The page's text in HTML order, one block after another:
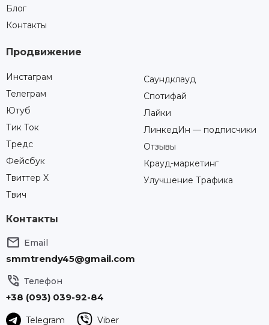
Блог
Контакты
Продвижение
Инстаграм
Телеграм
Ютуб
Тик Ток
Тредс
Фейсбук
Твиттер X
Твич
Саундклауд
Спотифай
Лайки
ЛинкедИн — подписчики
Отзывы
Крауд-маркетинг
Улучшение Трафика
Контакты
 Email
smmtrendy45@gmail.com
 Телефон
+38 (093) 039-92-84
Telegram Viber